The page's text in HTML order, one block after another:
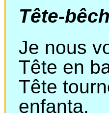
Tête-
Je nous
Tête en
Tête
enfanta.